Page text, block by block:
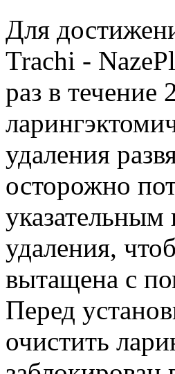
Для
Trachi -
раз в течение
удаления
осторожно
удаления,
вытащена с
Перед
очистить